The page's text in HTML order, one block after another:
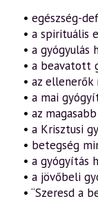
fényében
(2011.05.06.)
mennyiség
• egészség-
• a spirituális
• a gyógyulás
• a beavatott
• az ellenerők
• a mai
• az
• a Krisztusi
• betegség
• a gyógyítás
• a jövőbeli
• “Szeresd a